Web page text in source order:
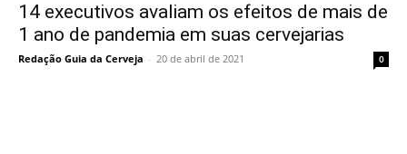
14 executivos avaliam os efeitos de mais de
1 ano de pandemia em suas cervejarias
Redação Guia da Cerveja - 20 de abril de 2021 0